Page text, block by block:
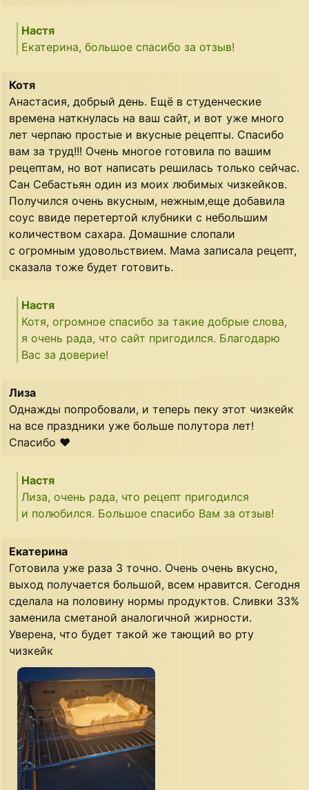
Настя
Екатерина, большое спасибо за отзыв!
Котя
Анастасия, добрый день. Ещё в студенческие
времена наткнулась на ваш сайт, и вот уже много
лет черпаю простые и вкусные рецепты. Спасибо
вам за труд!!! Очень многое готовила по вашим
рецептам, но вот написать решилась только сейчас.
Сан Себастьян один из моих любимых чизкейков.
Получился очень вкусным, нежным,еще добавила
соус ввиде перетертой клубники с небольшим
количеством сахара. Домашние слопали
с огромным удовольствием. Мама записала рецепт,
сказала тоже будет готовить.
Настя
Котя, огромное спасибо за такие добрые слова,
я очень рада, что сайт пригодился. Благодарю
Вас за доверие!
Лиза
Однажды попробовали, и теперь пеку этот чизкейк
на все праздники уже больше полутора лет!
Спасибо ♥️
Настя
Лиза, очень рада, что рецепт пригодился
и полюбился. Большое спасибо Вам за отзыв!
Екатерина
Готовила уже раза 3 точно. Очень очень вкусно,
выход получается большой, всем нравится. Сегодня
сделала на половину нормы продуктов. Сливки 33%
заменила сметаной аналогичной жирности.
Уверена, что будет такой же тающий во рту
чизкейк